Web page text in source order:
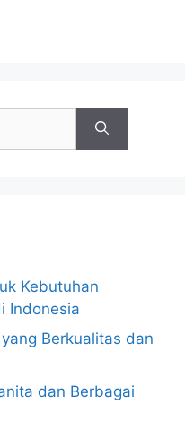
Kebutuhan
Indonesia
Berkualitas dan
dan Berbagai